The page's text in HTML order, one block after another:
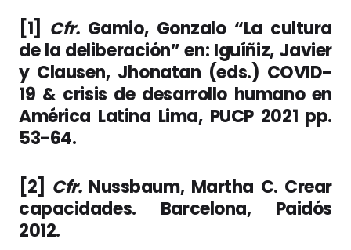
[1] Cfr.Gamio, Gonzalo “La cultura
de la deliberación” en: Iguíñiz, Javier
y Clausen, Jhonatan (eds.) COVID-
19 & crisis de desarrollo humano en
América Latina Lima, PUCP 2021 pp.
53-64.
[2] Cfr.Nussbaum, Martha C. Crear
capacidades. Barcelona, Paidós
2012.